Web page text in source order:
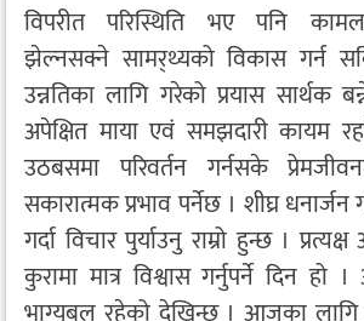
विपरीत परिस्थिति भए पनि
झेल्नसक्ने सामर्‌थ्यको विकास गर्न
उन्नतिका लागि गरेको प्रयास
अपेक्षित माया एवं समझदारी कायम
उठबसमा परिवर्तन गर्नसके
सकारात्मक प्रभाव पर्नेछ । शीघ्र
गर्दा विचार पुर्याउनु राम्रो हुन्छ ।
कुरामा मात्र विश्वास गर्नुपर्ने दिन